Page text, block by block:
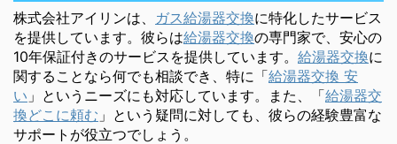
株式会社アイリンは、 ガス給湯器交換に特化したサービス
を提供しています。彼らは給湯器交換の専門家で、安心の
10年保証付きのサービスを提供しています。 給湯器交換に
関することなら何でも相談でき、特に「給湯器交換 安
い 」というニーズにも対応しています。また、「給湯器交
換どこに頼む 」という疑問に対しても、彼らの経験豊富な
サポートが役立つでしょう。